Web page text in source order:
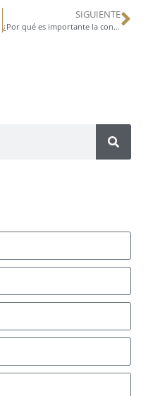
SIGUIENTE
¿Por qué es importante la construcción de más espacios deportivos?